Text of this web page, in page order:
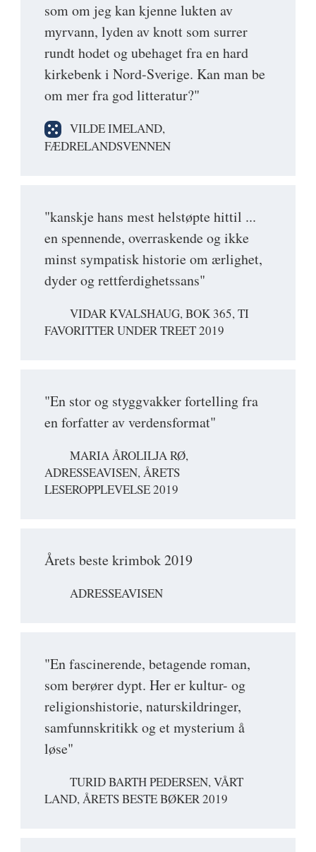
som om jeg kan kjenne lukten av
myrvann, lyden av knott som surrer
rundt hodet og ubehaget fra en hard
kirkebenk i Nord-Sverige. Kan man be
om mer fra god litteratur?"
VILDE IMELAND,
FÆDRELANDSVENNEN
"kanskje hans mest helstøpte hittil ...
en spennende, overraskende og ikke
minst sympatisk historie om ærlighet,
dyder og rettferdighetssans"
VIDAR KVALSHAUG, BOK 365, TI
FAVORITTER UNDER TREET 2019
"En stor og styggvakker fortelling fra
en forfatter av verdensformat"
MARIA ÅROLILJA RØ,
ADRESSEAVISEN, ÅRETS
LESEROPPLEVELSE 2019
Årets beste krimbok 2019
ADRESSEAVISEN
"En fascinerende, betagende roman,
som berører dypt. Her er kultur- og
religionshistorie, naturskildringer,
samfunnskritikk og et mysterium å
løse"
TURID BARTH PEDERSEN, VÅRT
LAND, ÅRETS BESTE BØKER 2019